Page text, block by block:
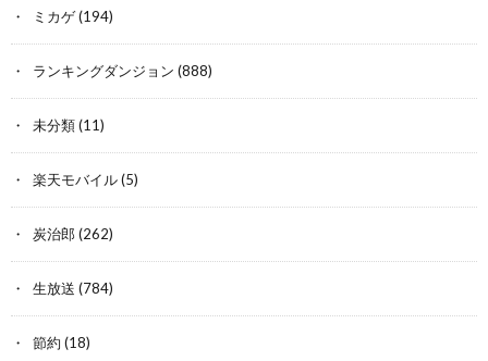
ミカゲ(194)
ランキングダンジョン (888)
未分類(11)
楽天モバイル(5)
炭治郎 (262)
生放送 (784)
節約 (18)